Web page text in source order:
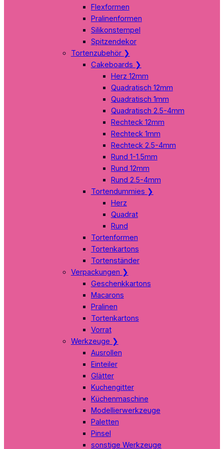
Flexformen
Pralinenformen
Silikonstempel
Spitzendekor
Tortenzubehör ❯
Cakeboards ❯
Herz 12mm
Quadratisch 12mm
Quadratisch 1mm
Quadratisch 2.5-4mm
Rechteck 12mm
Rechteck 1mm
Rechteck 2.5-4mm
Rund 1-1.5mm
Rund 12mm
Rund 2.5-4mm
Tortendummies ❯
Herz
Quadrat
Rund
Tortenformen
Tortenkartons
Tortenständer
Verpackungen ❯
Geschenkkartons
Macarons
Pralinen
Tortenkartons
Vorrat
Werkzeuge ❯
Ausrollen
Einteiler
Glätter
Kuchengitter
Küchenmaschine
Modellierwerkzeuge
Paletten
Pinsel
sonstige Werkzeuge